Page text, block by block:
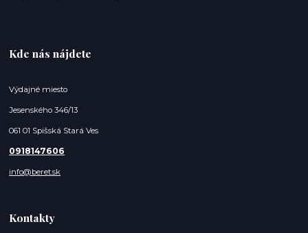
Kde nás nájdete
Výdajné miesto
Jesenského 346/13
061 01 Spišská Stará Ves
0918147606
info@beret.sk
Kontakty